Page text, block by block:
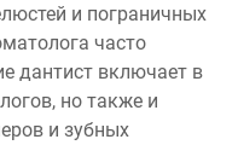
и пограничных
часто
дантист включает в
но также и
и зубных